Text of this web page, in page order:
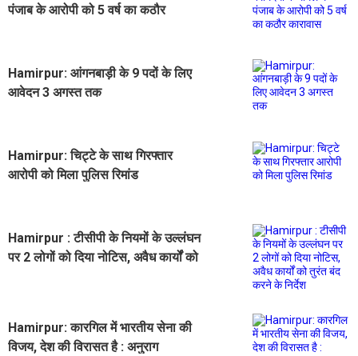
पंजाब के आरोपी को 5 वर्ष का कठौर
Hamirpur: आंगनबाड़ी के 9 पदों के लिए
आवेदन 3 अगस्त तक
Hamirpur: चिट्टे के साथ गिरफ्तार
आरोपी को मिला पुलिस रिमांड
Hamirpur : टीसीपी के नियमों के उल्लंघन
पर 2 लोगों को दिया नोटिस, अवैध कार्यों को
Hamirpur: कारगिल में भारतीय सेना की
विजय, देश की विरासत है : अनुराग